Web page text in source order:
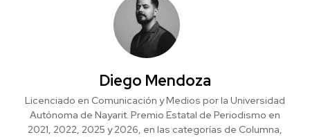
Diego Mendoza
Licenciado en Comunicación y Medios por la Universidad
Autónoma de Nayarit. Premio Estatal de Periodismo en
2021, 2022, 2025 y 2026, en las categorías de Columna,